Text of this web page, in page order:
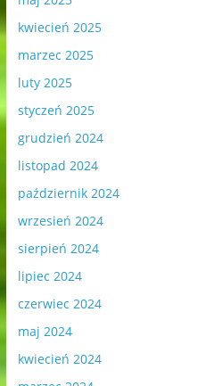
kwiecień 2025
marzec 2025
luty 2025
styczeń 2025
grudzień 2024
listopad 2024
październik 2024
wrzesień 2024
sierpień 2024
lipiec 2024
czerwiec 2024
maj 2024
kwiecień 2024